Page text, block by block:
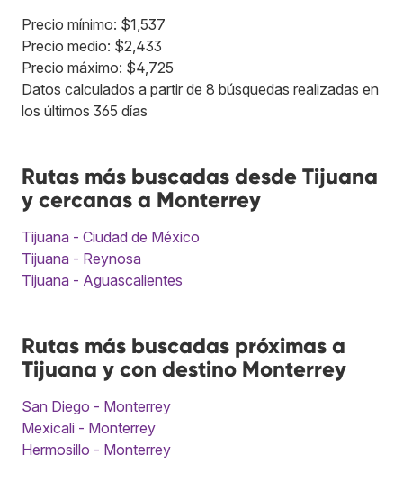
Precio mínimo: $1,537
Precio medio: $2,433
Precio máximo: $4,725
Datos calculados a partir de 8 búsquedas realizadas en
los últimos 365 días
Rutas más buscadas desde Tijuana
y cercanas a Monterrey
Tijuana - Ciudad de México
Tijuana - Reynosa
Tijuana - Aguascalientes
Rutas más buscadas próximas a
Tijuana y con destino Monterrey
San Diego - Monterrey
Mexicali - Monterrey
Hermosillo - Monterrey